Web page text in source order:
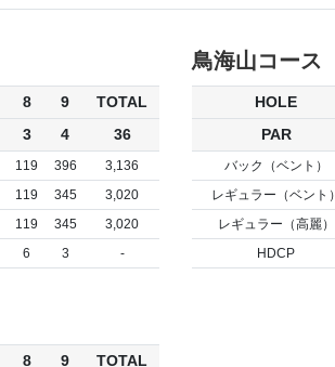
8 9
TOTAL
3 4 36
119 396
3,136
119 345
3,020
119 345
3,020
6 3 -
鳥海山コース
HOLE
PAR
バック（ベント）
レギュラー（ベント）
レギュラー（高麗）
HDCP
8 9 TOTAL